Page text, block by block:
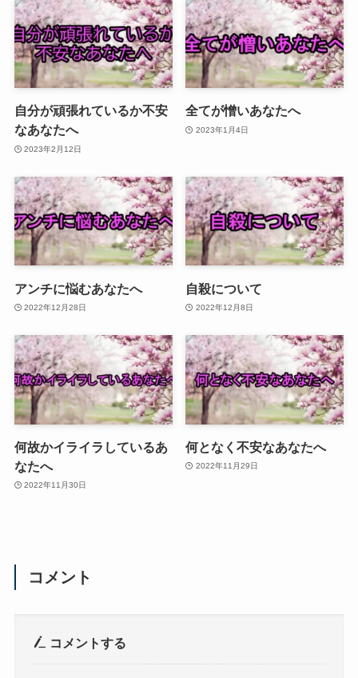
自分が頑張れているか不安
なあなたへ
2023年2月12日
全てが憎いあなたへ
2023年1月4日
アンチに悩むあなたへ
2022年12月28日
自殺について
2022年12月8日
何故かイライラしているあ
なたへ
2022年11月30日
何となく不安なあなたへ
2022年11月29日
コメント
コメントする